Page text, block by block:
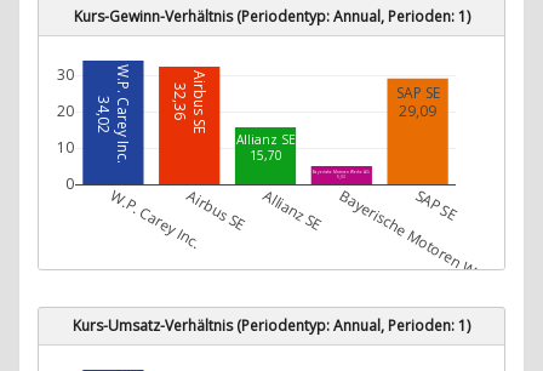
Kurs-Gewinn-Verhältnis (Periodentyp: Annual, Perioden: 1)
W.P. Carey Inc.
34,02 Airbus SE
32,36
Allianz SE
15,70
Bayerische Motoren Werke AG
5,03
SAP SE
29,09
W.P. Carey Inc.Airbus SE Allianz SE Bayerische Motoren Werke AG
SAP SE
0
10
20
30
Kurs-Umsatz-Verhältnis (Periodentyp: Annual, Perioden: 1)